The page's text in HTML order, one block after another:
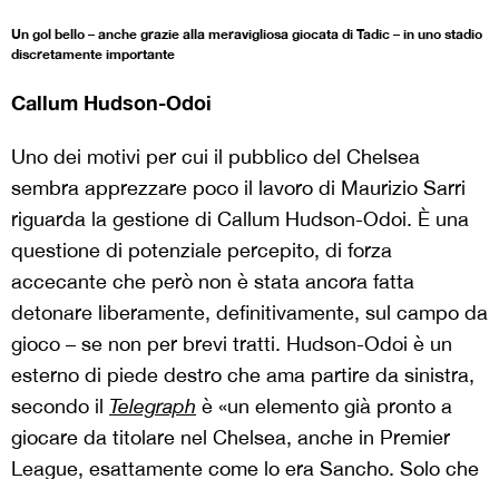
Un gol bello – anche grazie alla meravigliosa giocata di Tadic – in uno stadio
discretamente importante
Callum Hudson-Odoi
Uno dei motivi per cui il pubblico del Chelsea
sembra apprezzare poco il lavoro di Maurizio Sarri
riguarda la gestione di Callum Hudson-Odoi. È una
questione di potenziale percepito, di forza
accecante che però non è stata ancora fatta
detonare liberamente, definitivamente, sul campo da
gioco – se non per brevi tratti. Hudson-Odoi è un
esterno di piede destro che ama partire da sinistra,
secondo il Telegraph è «un elemento già pronto a
giocare da titolare nel Chelsea, anche in Premier
League, esattamente come lo era Sancho. Solo che